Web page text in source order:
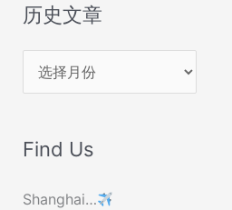
历史文章
史
章
Find Us
Shanghai…